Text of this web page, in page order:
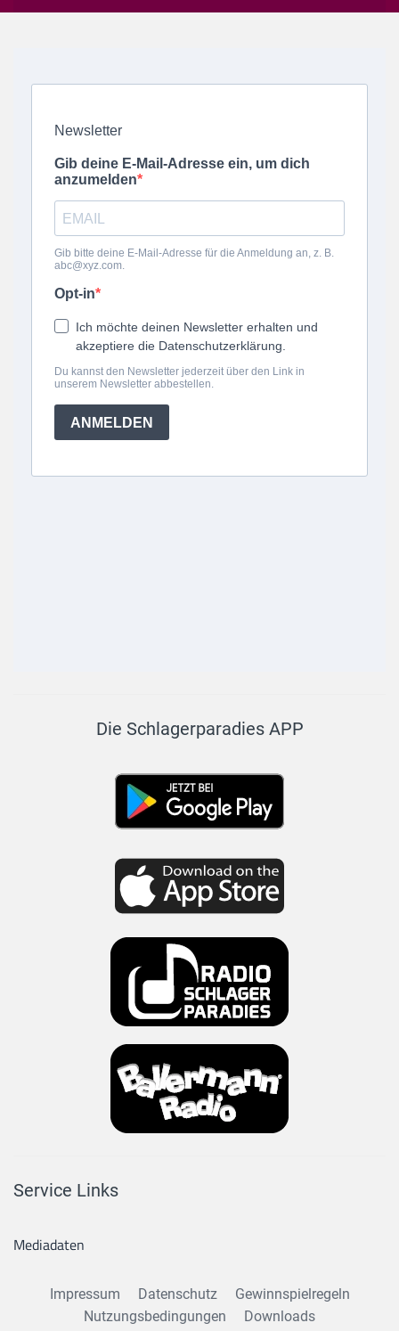
Die Schlagerparadies APP
Service Links
Mediadaten
Impressum Datenschutz
Gewinnspielregeln
Nutzungsbedingungen
Downloads